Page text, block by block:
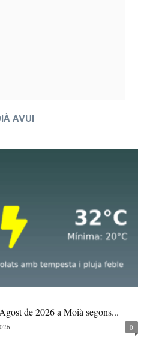
AVUI
de 2026 a Moià segons...
0